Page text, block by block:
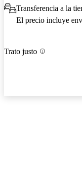
Transferencia a la
El precio incluye
Trato justo